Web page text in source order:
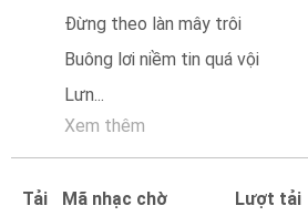
Khuyến
Hướng
Funring
Đừng theo làn mây trôi
Buông lơi niềm tin quá vội
Lưn...
Xem thêm
Tải Mã nhạc chờ Lượt tải